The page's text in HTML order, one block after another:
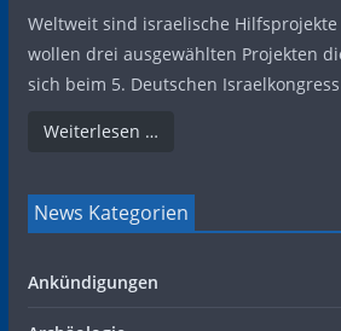
Weltweit sind israelische
wollen drei ausgewählten Projekten
sich beim 5. Deutschen
Weiterlesen …
News Kategorien
Ankündigungen